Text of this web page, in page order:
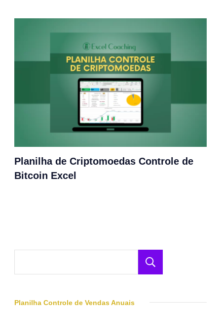
Planilha de Criptomoedas Controle de
Bitcoin Excel
Planilha Controle de Vendas Anuais